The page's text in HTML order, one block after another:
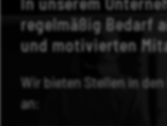
regelmäßig Bedarf
und motivierten
Wir bieten Stellen in
an: